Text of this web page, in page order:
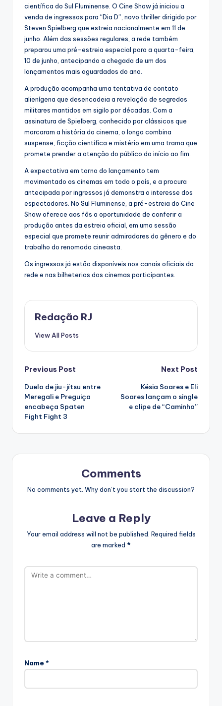
científica do Sul Fluminense. O Cine Show já iniciou a
venda de ingressos para “Dia D”, novo thriller dirigido por
Steven Spielberg que estreia nacionalmente em 11 de
junho. Além das sessões regulares, a rede também
preparou uma pré-estreia especial para a quarta-feira,
10 de junho, antecipando a chegada de um dos
lançamentos mais aguardados do ano.
A produção acompanha uma tentativa de contato
alienígena que desencadeia a revelação de segredos
militares mantidos em sigilo por décadas. Com a
assinatura de Spielberg, conhecido por clássicos que
marcaram a história do cinema, o longa combina
suspense, ficção científica e mistério em uma trama que
promete prender a atenção do público do início ao fim.
A expectativa em torno do lançamento tem
movimentado os cinemas em todo o país, e a procura
antecipada por ingressos já demonstra o interesse dos
espectadores. No Sul Fluminense, a pré-estreia do Cine
Show oferece aos fãs a oportunidade de conferir a
produção antes da estreia oficial, em uma sessão
especial que promete reunir admiradores do gênero e do
trabalho do renomado cineasta.
Os ingressos já estão disponíveis nos canais oficiais da
rede e nas bilheterias dos cinemas participantes.
Redação RJ
View All Posts
Post
navigation
Previous Post
Duelo de jiu-jítsu entre
Meregali e Preguiça
encabeça Spaten
Fight Fight 3
Next Post
Késia Soares e Eli
Soares lançam o single
e clipe de “Caminho”
Comments
No comments yet. Why don’t you start the discussion?
Leave a Reply
Your email address will not be published. Required fields
are marked *
Name *